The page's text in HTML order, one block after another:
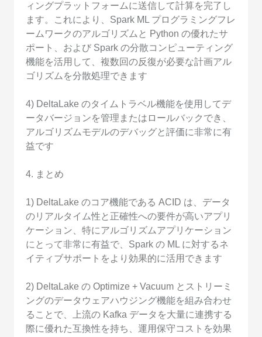
ィングプラットフォームに送信して計算を完了し
ます。これにより、Spark ML プログラミングフレ
ームワークのアルゴリズムと Python の優れたサ
ポート、および Spark の分散コンピューティング
機能を活用して、複数回の反復が必要な計画アル
ゴリズムを分散処理できます
4) DeltaLake のタイムトラベル機能を使用してデ
ータバージョンを管理またはロールバックでき、
アルゴリズムモデルのデバッグと評価に非常に有
益です
4. まとめ
1) DeltaLake のコア機能である ACID は、データ
のリアルタイム性と正確性への要件が高いアプリ
ケーション、特にアルゴリズムアプリケーション
にとって非常に有益で、Spark の ML に対するネ
イティブサポートをより効果的に活用できます
2) DeltaLake の Optimize + Vacuum とストリーミ
ングのデータウェアハウジング機能を組み合わせ
ることで、上流の Kafka データを大量に連携する
際に優れた互換性を持ち、運用保守コストを効果